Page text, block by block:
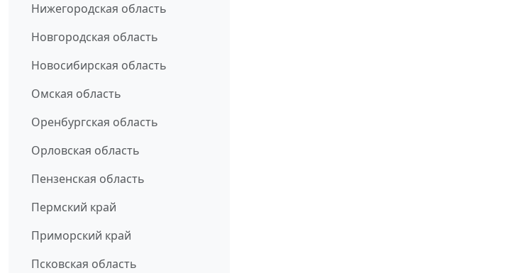
Нижегородская область
Новгородская область
Новосибирская область
Омская область
Оренбургская область
Орловская область
Пензенская область
Пермский край
Приморский край
Псковская область